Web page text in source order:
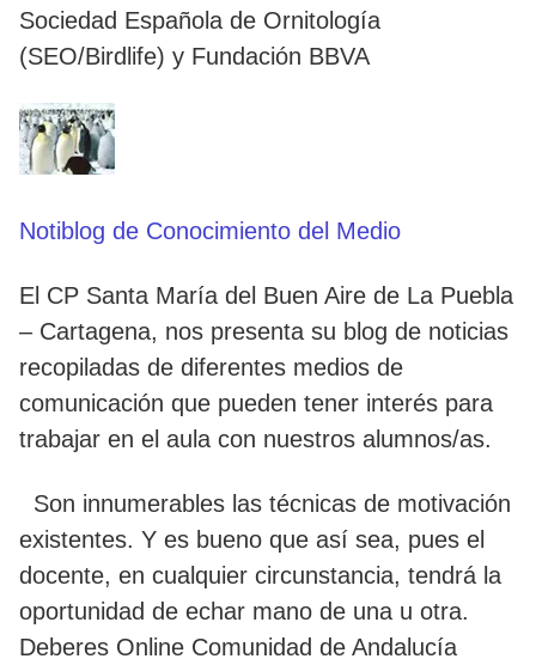
Sociedad Española de Ornitología
(SEO/Birdlife) y Fundación BBVA
Notiblog de Conocimiento del Medio
El CP Santa María del Buen Aire de La Puebla
– Cartagena, nos presenta su blog de noticias
recopiladas de diferentes medios de
comunicación que pueden tener interés para
trabajar en el aula con nuestros alumnos/as.
Son innumerables las técnicas de motivación
existentes. Y es bueno que así sea, pues el
docente, en cualquier circunstancia, tendrá la
oportunidad de echar mano de una u otra.
Deberes Online Comunidad de Andalucía